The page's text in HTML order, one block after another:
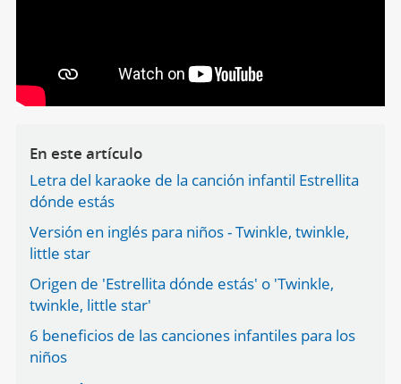
En este artículo
Letra del karaoke de la canción infantil Estrellita
dónde estás
Versión en inglés para niños - Twinkle, twinkle,
little star
Origen de 'Estrellita dónde estás' o 'Twinkle,
twinkle, little star'
6 beneficios de las canciones infantiles para los
niños